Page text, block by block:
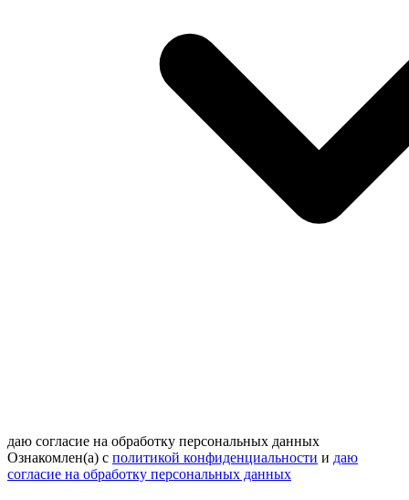
даю согласие на обработку персональных данных
Ознакомлен(а) с политикой конфиденциальности и даю
согласие на обработку персональных данных